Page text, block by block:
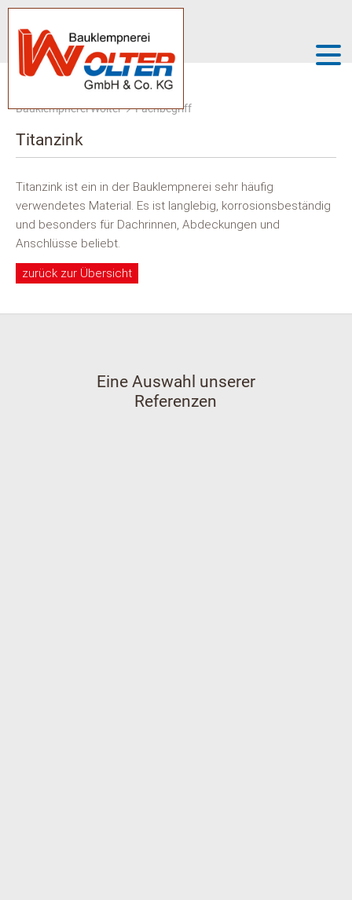
Bauklempnerei Wolter Fachbegriff
Titanzink
Titanzink ist ein in der Bauklempnerei sehr häufig
verwendetes Material. Es ist langlebig, korrosionsbeständig
und besonders für Dachrinnen, Abdeckungen und
Anschlüsse beliebt.
zurück zur Übersicht
Eine Auswahl unserer
Referenzen